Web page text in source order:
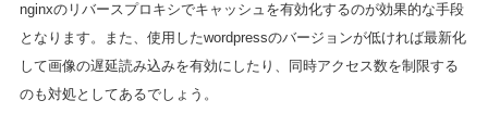
nginxのリバースプロキシでキャッシュを有効化するのが効果的な手段
となります。また、使用したwordpressのバージョンが低ければ最新化
して画像の遅延読み込みを有効にしたり、同時アクセス数を制限する
のも対処としてあるでしょう。